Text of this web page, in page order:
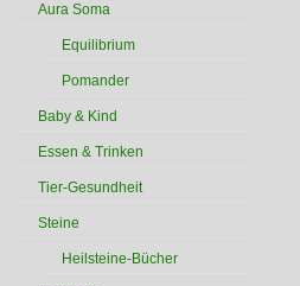
Aura Soma
Equilibrium
Pomander
Baby & Kind
Essen & Trinken
Tier-Gesundheit
Steine
Heilsteine-Bücher